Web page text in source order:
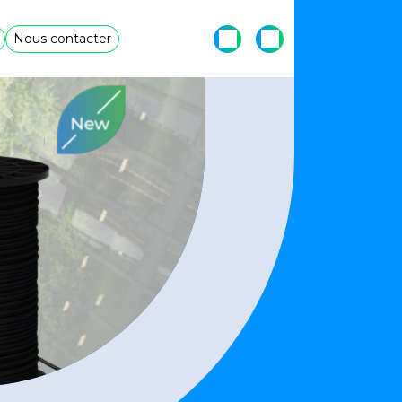
Nous contacter